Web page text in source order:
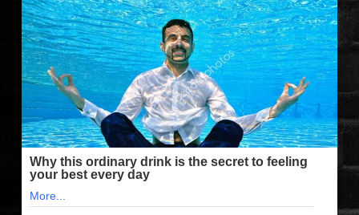
FILMEK (2025-ÖS)
FILMEK (2024-ES)
FILMEK (2023-AS)
FILMEK (2022-ES)